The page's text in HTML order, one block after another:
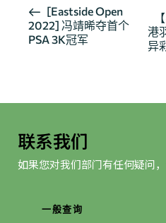
活
动
导
[Eastside Open
2022] 冯靖晞夺首个
PSA 3K冠军
港
异
联系我们
如果您对我们部门有任何疑问，
一般查询